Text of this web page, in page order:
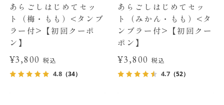
あらごしはじめてセッ
ト（梅・もも）<タンブ
ラー付>【初回クーポ
ン】
¥3,800税込
4.8（34）
あらごしはじめてセッ
ト（みかん・もも）<タ
ンブラー付>【初回クー
ポン】
¥3,800 税込
4.7 （52）